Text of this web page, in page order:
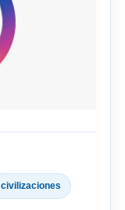
civilizaciones